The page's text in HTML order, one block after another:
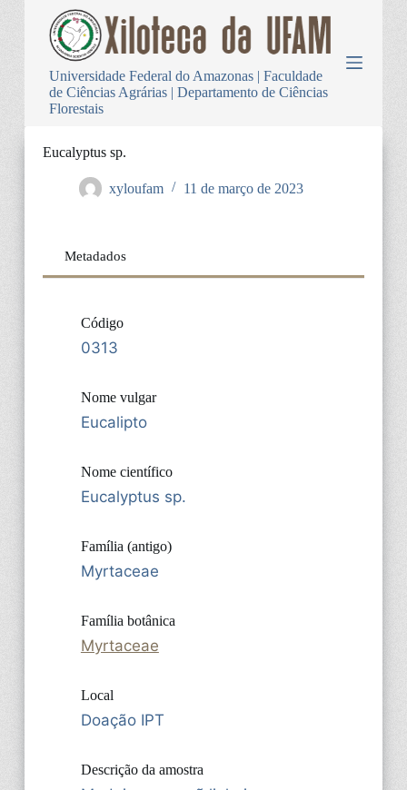
Universidade Federal do Amazonas | Faculdade
de Ciências Agrárias | Departamento de Ciências
Florestais
Eucalyptus sp.
xyloufam 11 de março de 2023
Metadados
Código
0313
Nome vulgar
Eucalipto
Nome científico
Eucalyptus sp.
Família (antigo)
Myrtaceae
Família botânica
Myrtaceae
Local
Doação IPT
Descrição da amostra